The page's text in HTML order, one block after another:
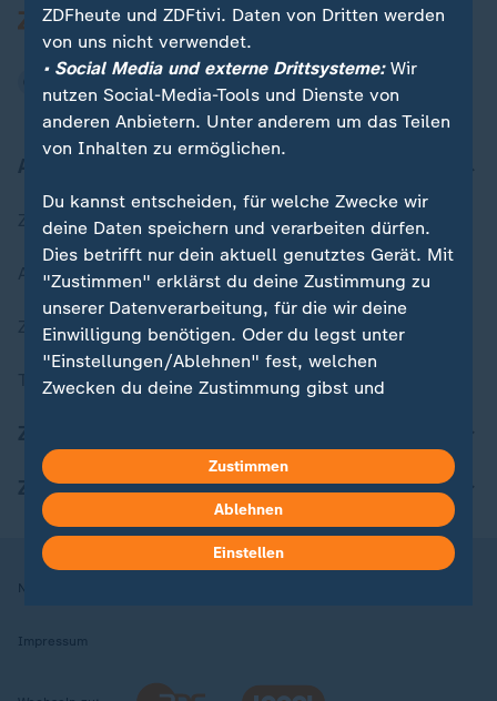
Zuletzt veröffentlicht
Aktuelle Sendungs-Videos
ZDFheute Stories
Themen im Überblick
ZDFheute Apps
Nutzungsbedingungen
Impressum
ZDFheute und ZDFtivi. Daten von Dritten werden
von uns nicht verwendet.
• Social Media und externe Drittsysteme:Wir
nutzen Social-Media-Tools und Dienste von
anderen Anbietern. Unter anderem um das Teilen
von Inhalten zu ermöglichen.
Du kannst entscheiden, für welche Zwecke wir
deine Daten speichern und verarbeiten dürfen.
Dies betrifft nur dein aktuell genutztes Gerät. Mit
"Zustimmen" erklärst du deine Zustimmung zu
unserer Datenverarbeitung, für die wir deine
Einwilligung benötigen. Oder du legst unter
"Einstellungen/Ablehnen" fest, welchen
Zwecken du deine Zustimmung gibst und
in deinen Einstellungen widerrufen oder ändern.
Hier findest du das Impressum.
Weitere Informationen findest du in unserer
Datenschutzerklärung.
Zustimmen
Ablehnen
Einstellen